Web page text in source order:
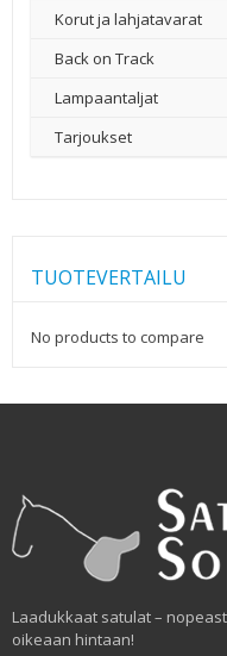
Korut ja lahjatavarat
Back on Track
Lampaantaljat
Tarjoukset
TUOTEVERTAILU
No products to compare
Laadukkaat satulat –
oikeaan hintaan!